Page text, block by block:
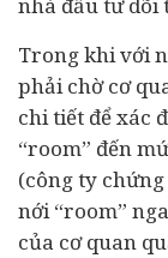
Trong khi với
phải chờ cơ
chi tiết để xác
“room” đến
(công ty
nới “room”
của cơ quan